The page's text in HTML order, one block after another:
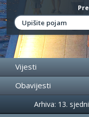
Vijesti
Obavijesti
Događanja
Arhiva: 13.